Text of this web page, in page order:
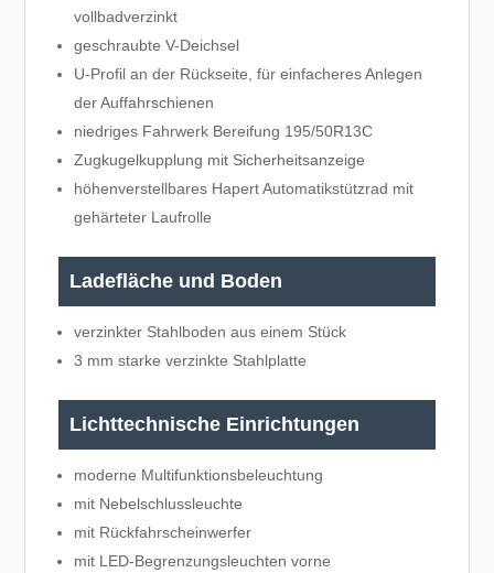
vollbadverzinkt
geschraubte V-Deichsel
U-Profil an der Rückseite, für einfacheres Anlegen
der Auffahrschienen
niedriges Fahrwerk Bereifung 195/50R13C
Zugkugelkupplung mit Sicherheitsanzeige
höhenverstellbares Hapert Automatikstützrad mit
gehärteter Laufrolle
Ladefläche und Boden
verzinkter Stahlboden aus einem Stück
3 mm starke verzinkte Stahlplatte
Lichttechnische Einrichtungen
moderne Multifunktionsbeleuchtung
mit Nebelschlussleuchte
mit Rückfahrscheinwerfer
mit LED-Begrenzungsleuchten vorne